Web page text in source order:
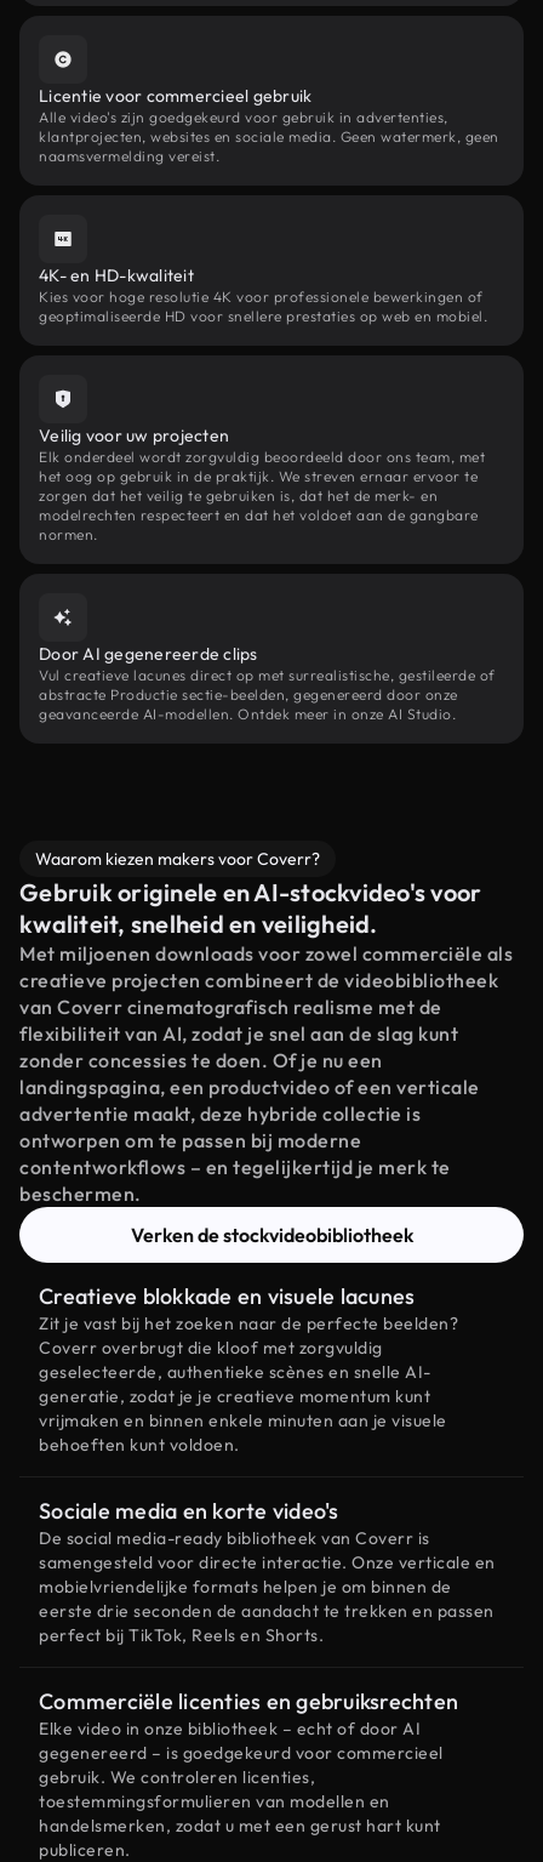
Licentie voor commercieel gebruik
Alle video's zijn goedgekeurd voor gebruik in advertenties,
klantprojecten, websites en sociale media. Geen watermerk, geen
naamsvermelding vereist.
4K- en HD-kwaliteit
Kies voor hoge resolutie 4K voor professionele bewerkingen of
geoptimaliseerde HD voor snellere prestaties op web en mobiel.
Veilig voor uw projecten
Elk onderdeel wordt zorgvuldig beoordeeld door ons team, met
het oog op gebruik in de praktijk. We streven ernaar ervoor te
zorgen dat het veilig te gebruiken is, dat het de merk- en
modelrechten respecteert en dat het voldoet aan de gangbare
normen.
Door AI gegenereerde clips
Vul creatieve lacunes direct op met surrealistische, gestileerde of
abstracte Productie sectie-beelden, gegenereerd door onze
geavanceerde AI-modellen. Ontdek meer in onze AI Studio.
Waarom kiezen makers voor Coverr?
Gebruik originele en AI-stockvideo's voor
kwaliteit, snelheid en veiligheid.
Met miljoenen downloads voor zowel commerciële als
creatieve projecten combineert de videobibliotheek
van Coverr cinematografisch realisme met de
flexibiliteit van AI, zodat je snel aan de slag kunt
zonder concessies te doen. Of je nu een
landingspagina, een productvideo of een verticale
advertentie maakt, deze hybride collectie is
ontworpen om te passen bij moderne
contentworkflows – en tegelijkertijd je merk te
beschermen.
Verken de stockvideobibliotheek
Creatieve blokkade en visuele lacunes
Zit je vast bij het zoeken naar de perfecte beelden?
Coverr overbrugt die kloof met zorgvuldig
geselecteerde, authentieke scènes en snelle AI-
generatie, zodat je je creatieve momentum kunt
vrijmaken en binnen enkele minuten aan je visuele
behoeften kunt voldoen.
Sociale media en korte video's
De social media-ready bibliotheek van Coverr is
samengesteld voor directe interactie. Onze verticale en
mobielvriendelijke formats helpen je om binnen de
eerste drie seconden de aandacht te trekken en passen
perfect bij TikTok, Reels en Shorts.
Commerciële licenties en gebruiksrechten
Elke video in onze bibliotheek – echt of door AI
gegenereerd – is goedgekeurd voor commercieel
gebruik. We controleren licenties,
toestemmingsformulieren van modellen en
handelsmerken, zodat u met een gerust hart kunt
publiceren.